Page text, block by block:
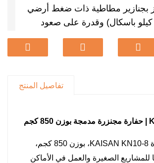
بجنازير مطاطية ذات ضغط أرضي
منخفض (32.8 كيلو باسكال) وقدرة على صعود
المنحدرات بزاوية 30 درجة، مما يوفر الاستقرار على
الأدنى من التأثير على الأرض
يُعدّ جهاز KN10-8 نموذجًا تنافسيًا في فئته، وقد صُمم
تفاصيل المنتج
الحفارة الصغيرة KAISAN KN10-8، بوزن 850 كجم،
الصغيرة والعمل في الأماكن